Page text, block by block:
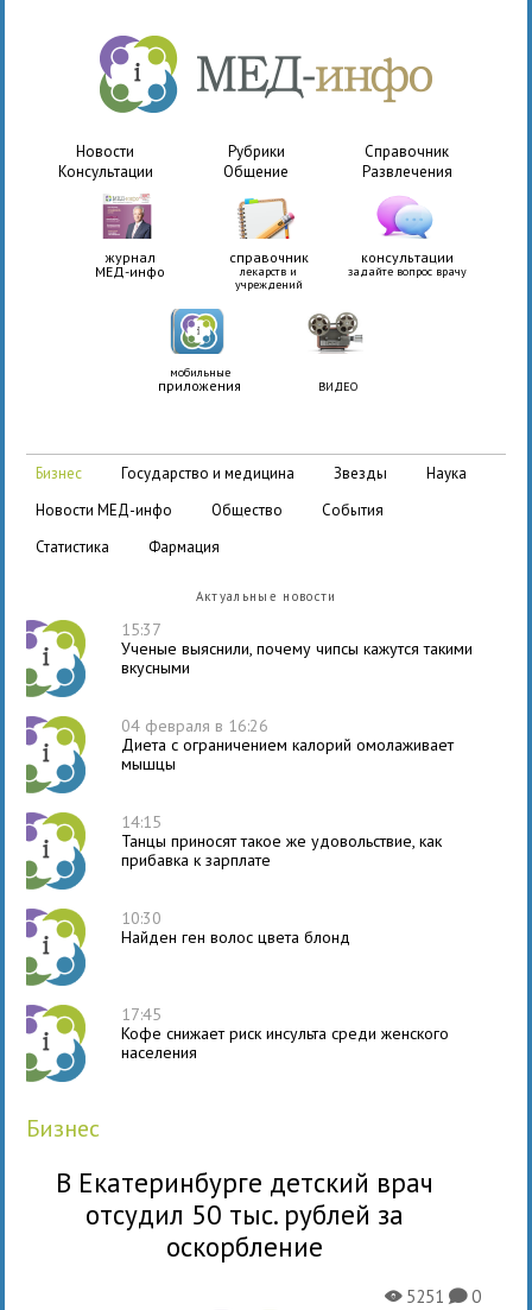
Новости Рубрики
Справочник
Консультации
Общение Развлечения
журнал
МЕД-инфо
справочник
лекарств и
учреждений
консультации
задайте вопрос врачу
мобильные
приложения ВИДЕО
бизнес государство и медицина звезды
наука
новости МЕД-инфо
общество
события
статистика
фармация
Актуальные новости
15:37
Ученые выяснили, почему чипсы кажутся такими
вкусными
04 февраля в 16:26
Диета с ограничением калорий омолаживает
мышцы
14:15
Танцы приносят такое же удовольствие, как
прибавка к зарплате
10:30
Найден ген волос цвета блонд
17:45
Кофе снижает риск инсульта среди женского
населения
бизнес
В Екатеринбурге детский врач
отсудил 50 тыс. рублей за
оскорбление
X5251K0